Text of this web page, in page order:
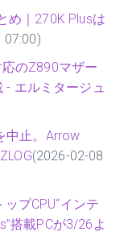
め｜270K Plusは
07:00)
応のZ890マザー
- エルミタージュ
中止。Arrow
(2026-02-08
プCPU“インテ
搭載PCが3/26よ